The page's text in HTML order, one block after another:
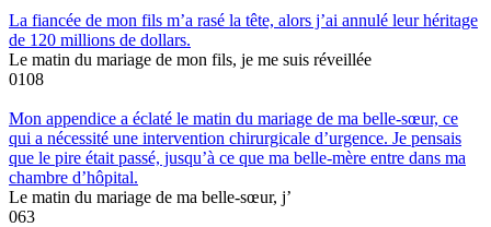
La fiancée de mon fils m’a rasé la tête, alors j’ai annulé leur héritage
de 120 millions de dollars.
Le matin du mariage de mon fils, je me suis réveillée
0108
Mon appendice a éclaté le matin du mariage de ma belle-sœur, ce
qui a nécessité une intervention chirurgicale d’urgence. Je pensais
que le pire était passé, jusqu’à ce que ma belle-mère entre dans ma
chambre d’hôpital.
Le matin du mariage de ma belle-sœur, j’
063